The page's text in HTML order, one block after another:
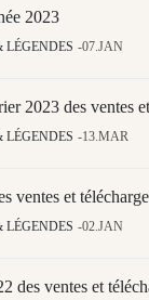
2023
LÉGENDES 07.JAN
2023 des ventes
LÉGENDES 13.MAR
ventes et
LÉGENDES 02.JAN
des ventes et